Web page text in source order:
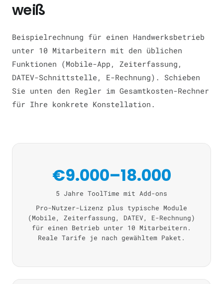
weiß
Beispielrechnung für einen Handwerksbetrieb
unter 10 Mitarbeitern mit den üblichen
Funktionen (Mobile-App, Zeiterfassung,
DATEV-Schnittstelle, E-Rechnung). Schieben
Sie unten den Regler im Gesamtkosten-Rechner
für Ihre konkrete Konstellation.
€9.000–18.000
5 Jahre ToolTime mit Add-ons
Pro-Nutzer-Lizenz plus typische Module
(Mobile, Zeiterfassung, DATEV, E-Rechnung)
für einen Betrieb unter 10 Mitarbeitern.
Reale Tarife je nach gewähltem Paket.